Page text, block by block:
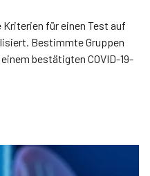
für einen Test auf
Bestimmte Gruppen
bestätigten COVID-19-